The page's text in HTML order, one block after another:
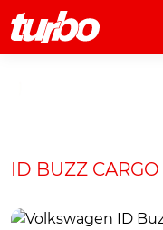
Comerciais
Curiosidades
ID BUZZ CARGO